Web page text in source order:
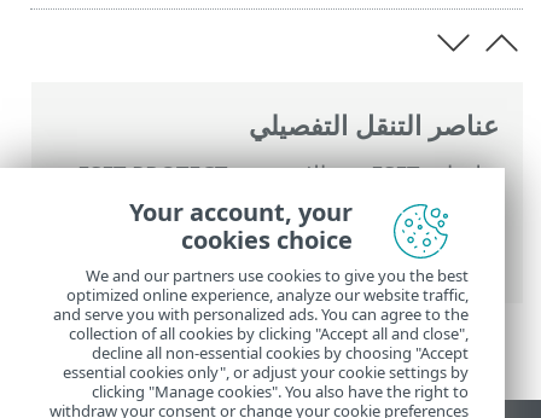
عناصر التنقل التفصيلي
تعليمات ESET عبر الإنترنت >
ESET PROTECT
On-Prem
استخدام ‎ESET PROTECT On-
Prem
>
القائمة الرئيسية ESET PROTECT On-
Prem
>النُهج > تعيين نهج إلى عميل
Your account, your
cookies choice
We and our partners use cookies to give you the best
optimized online experience, analyze our website traffic,
and serve you with personalized ads. You can agree to the
collection of all cookies by clicking "Accept all and close",
decline all non-essential cookies by choosing "Accept
essential cookies only", or adjust your cookie settings by
clicking "Manage cookies". You also have the right to
withdraw your consent or change your cookie preferences